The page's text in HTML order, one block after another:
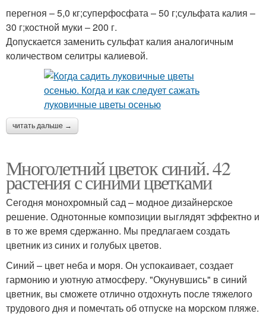
перегноя – 5,0 кг;суперфосфата – 50 г;сульфата калия –
30 г;костной муки – 200 г.
Допускается заменить сульфат калия аналогичным
количеством селитры калиевой.
читать дальше →
Многолетний цветок синий. 42
растения с синими цветками
Сегодня монохромный сад – модное дизайнерское
решение. Однотонные композиции выглядят эффектно и
в то же время сдержанно. Мы предлагаем создать
цветник из синих и голубых цветов.
Синий – цвет неба и моря. Он успокаивает, создает
гармонию и уютную атмосферу. "Окунувшись" в синий
цветник, вы сможете отлично отдохнуть после тяжелого
трудового дня и помечтать об отпуске на морском пляже.